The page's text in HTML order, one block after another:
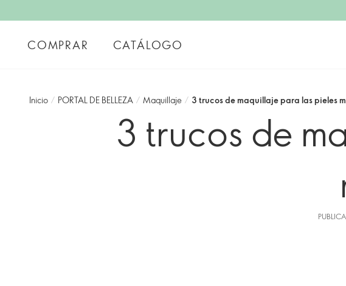
COMPRAR CATÁLOGO
Inicio / PORTAL DE BELLEZA / Maquillaje / 3 trucos de maquillaje para las pieles
3 trucos de